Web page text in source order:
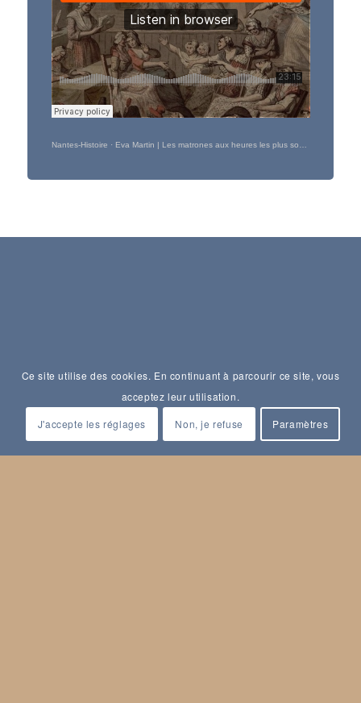
Nantes-Histoire · Eva Martin | Les matrones aux heures les plus sombres de l’Urbs
Ce site utilise des cookies. En continuant à parcourir ce site, vous
acceptez leur utilisation.
J'accepte les réglages Non, je refuse Paramètres